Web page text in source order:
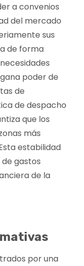
a convenios
del mercado
sus
de forma
poder de
de
de despacho
que los
más
estabilidad
gastos
de la
por una